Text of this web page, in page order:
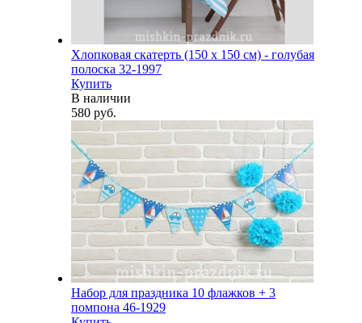
Хлопковая скатерть (150 х 150 см) - голубая
полоска 32-1997
Купить
В наличии
580 руб.
Набор для праздника 10 флажков + 3
помпона 46-1929